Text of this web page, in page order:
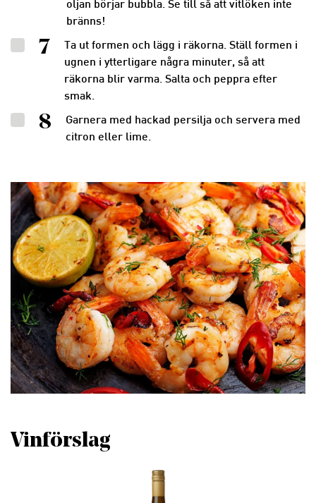
oljan börjar bubbla. Se till så att vitlöken inte
bränns!
7
Ta ut formen och lägg i räkorna. Ställ formen i
ugnen i ytterligare några minuter, så att
räkorna blir varma. Salta och peppra efter
smak.
8
Garnera med hackad persilja och servera med
citron eller lime.
Vinförslag